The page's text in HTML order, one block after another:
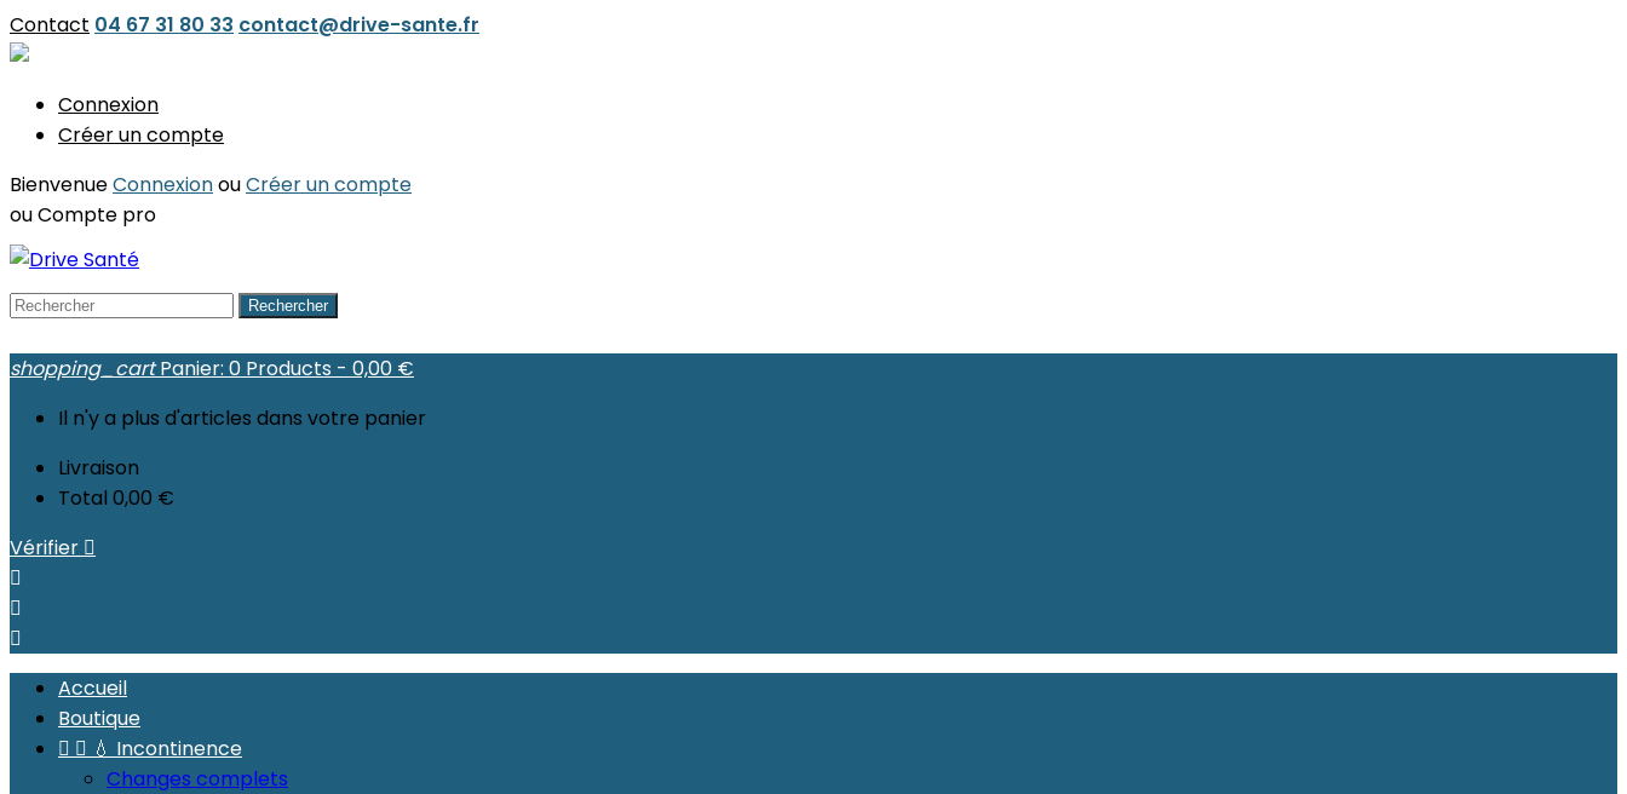
Contact 04 67 31 80 33 contact@drive-sante.fr
Connexion
Créer un compte
BienvenueConnexionouCréer un compte
ouCompte pro
Rechercher
shopping_cart Panier: 0 Products - 0,00 €
Il n'y a plus d'articles dans votre panier
Livraison
Total 0,00 €
Vérifier 



Accueil
Boutique
  💧 Incontinence
Changes complets